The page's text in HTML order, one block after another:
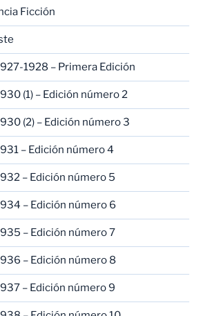
Ficción
1928 – Primera Edición
(1) – Edición número 2
(2) – Edición número 3
– Edición número 4
– Edición número 5
– Edición número 6
– Edición número 7
– Edición número 8
– Edición número 9